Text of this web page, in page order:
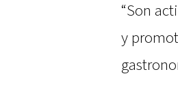
“Son
y